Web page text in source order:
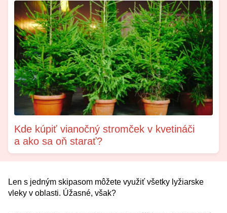
Kde kúpiť vianočný stromček v kvetináči
a ako sa oň starať?
Len s jedným skipasom môžete využiť všetky lyžiarske
vleky v oblasti. Úžasné, však?